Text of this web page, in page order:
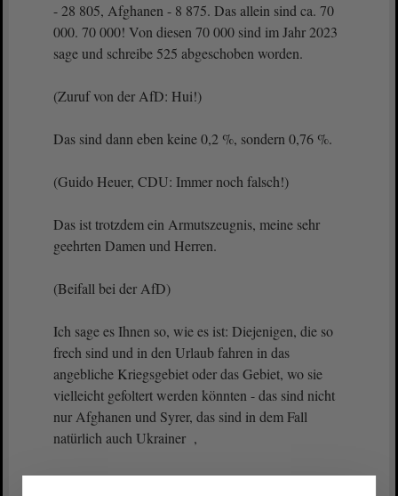
- 28 805, Afghanen - 8 875. Das allein sind ca. 70
000. 70 000! Von diesen 70 000 sind im Jahr 2023
sage und schreibe 525 abgeschoben worden.
(Zuruf von der AfD: Hui!)
Das sind dann eben keine 0,2 %, sondern 0,76 %.
(Guido Heuer, CDU: Immer noch falsch!)
Das ist trotzdem ein Armutszeugnis, meine sehr
geehrten Damen und Herren.
(Beifall bei der AfD)
Ich sage es Ihnen so, wie es ist: Diejenigen, die so
frech sind und in den Urlaub fahren in das
angebliche Kriegsgebiet oder das Gebiet, wo sie
vielleicht gefoltert werden könnten - das sind nicht
nur Afghanen und Syrer, das sind in dem Fall
natürlich auch Ukrainer ,
(Ulrich Siegmund, AfD: Ja!)